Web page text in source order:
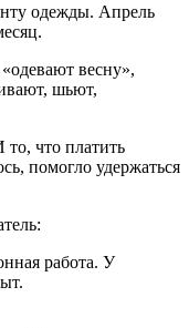
одежды. Апрель
весну»,
шьют,
что платить
помогло удержаться
работа. У